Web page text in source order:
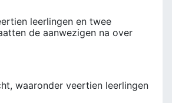
leerlingen en twee
de aanwezigen na over
waaronder veertien leerlingen